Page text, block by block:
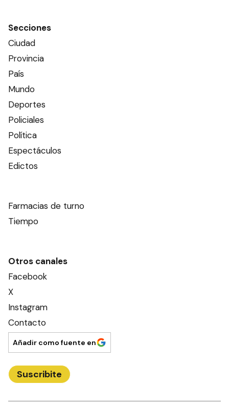
Secciones
Ciudad
Provincia
País
Mundo
Deportes
Policiales
Política
Espectáculos
Edictos
Farmacias de turno
Tiempo
Otros canales
Facebook
X
Instagram
Contacto
Añadir como fuente en
Suscribite